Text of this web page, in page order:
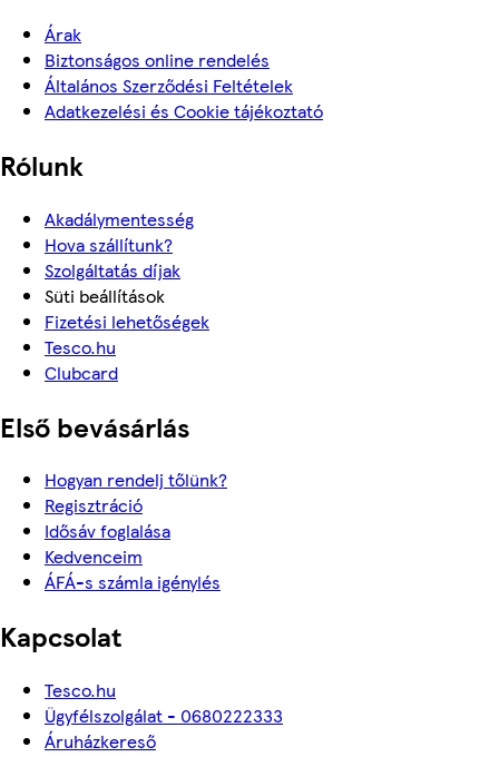
Árak
Biztonságos online rendelés
Általános Szerződési Feltételek
Adatkezelési és Cookie tájékoztató
Rólunk
Akadálymentesség
Hova szállítunk?
Szolgáltatás díjak
Süti beállítások
Fizetési lehetőségek
Tesco.hu
Clubcard
Első bevásárlás
Hogyan rendelj tőlünk?
Regisztráció
Idősáv foglalása
Kedvenceim
ÁFÁ-s számla igénylés
Kapcsolat
Tesco.hu
Ügyfélszolgálat - 0680222333
Áruházkereső